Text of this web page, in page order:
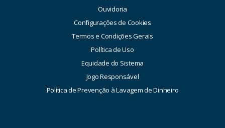
Ouvidoria
Configurações de Cookies
Termos e Condições Gerais
Política de Uso
Equidade do Sistema
Jogo Responsável
Política de Prevenção à Lavagem de Dinheiro